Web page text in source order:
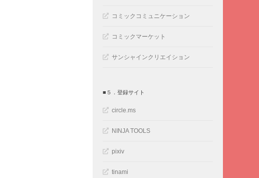
コミックコミュニケーション
コミックマーケット
サンシャインクリエイション
■５．登録サイト
circle.ms
NINJA TOOLS
pixiv
tinami